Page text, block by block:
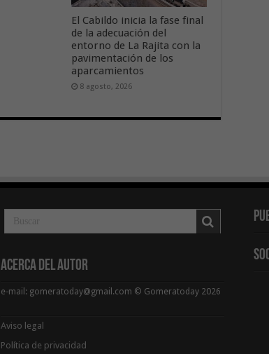
El Cabildo inicia la fase final
de la adecuación del
entorno de La Rajita con la
pavimentación de los
aparcamientos
8 agosto, 2026
Acerca del Autor
e-mail: gomeratoday@gmail.com © Gomeratoday 2026
Aviso legal
Política de privacidad